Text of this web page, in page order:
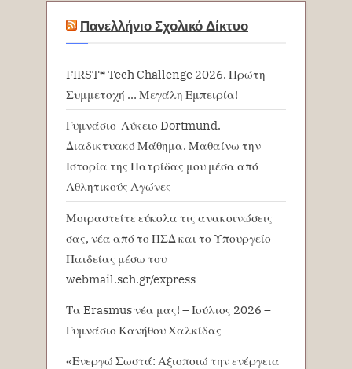
Πανελλήνιο Σχολικό Δίκτυο
FIRST® Tech Challenge 2026. Πρώτη
Συμμετοχή … Μεγάλη Εμπειρία!
Γυμνάσιο-Λύκειο Dortmund.
Διαδικτυακό Μάθημα. Μαθαίνω την
Ιστορία της Πατρίδας μου μέσα από
Αθλητικούς Αγώνες
Μοιραστείτε εύκολα τις ανακοινώσεις
σας, νέα από το ΠΣΔ και το Υπουργείο
Παιδείας μέσω του
webmail.sch.gr/express
Τα Erasmus νέα μας! – Ιούλιος 2026 –
Γυμνάσιο Κανήθου Χαλκίδας
«Ενεργώ Σωστά: Αξιοποιώ την ενέργεια